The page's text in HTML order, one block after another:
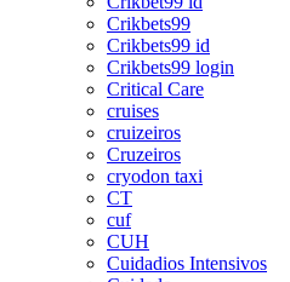
Crikbets99
Crikbets99 id
Crikbets99 login
Critical Care
cruises
cruizeiros
Cruzeiros
cryodon taxi
CT
cuf
CUH
Cuidadios Intensivos